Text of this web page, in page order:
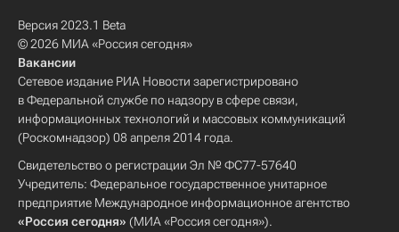
Версия 2023.1 Beta
© 2026 МИА «Россия сегодня»
Вакансии
Сетевое издание РИА Новости зарегистрировано
в Федеральной службе по надзору в сфере связи,
информационных технологий и массовых коммуникаций
(Роскомнадзор) 08 апреля 2014 года.
Свидетельство о регистрации Эл № ФС77-57640
Учредитель: Федеральное государственное унитарное
предприятие Международное информационное агентство
«Россия сегодня» (МИА «Россия сегодня»).